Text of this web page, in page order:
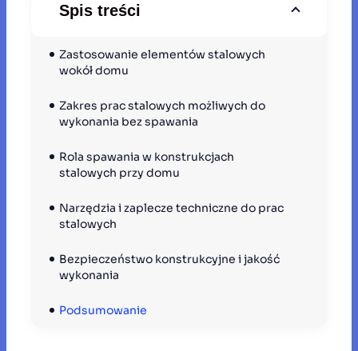
Spis treści
Zastosowanie elementów stalowych
wokół domu
Zakres prac stalowych możliwych do
wykonania bez spawania
Rola spawania w konstrukcjach
stalowych przy domu
Narzędzia i zaplecze techniczne do prac
stalowych
Bezpieczeństwo konstrukcyjne i jakość
wykonania
Podsumowanie